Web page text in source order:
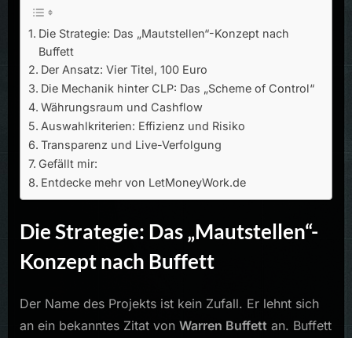
Die Strategie: Das „Mautstellen“-Konzept nach
Buffett
Der Ansatz: Vier Titel, 100 Euro
Die Mechanik hinter CLP: Das „Scheme of Control“
Währungsraum und Cashflow
Auswahlkriterien: Effizienz und Risiko
Transparenz und Live-Verfolgung
Gefällt mir:
Entdecke mehr von LetMoneyWork.de
Die Strategie: Das „Mautstellen“-
Konzept nach Buffett
Der Name des Projekts ist kein Zufall. Er lehnt sich
an ein bekanntes Zitat von Warren Buffett an. Buffett